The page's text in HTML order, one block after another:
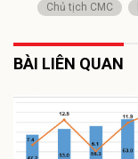
Chủ tịch CMC
BÀI LIÊN QUAN